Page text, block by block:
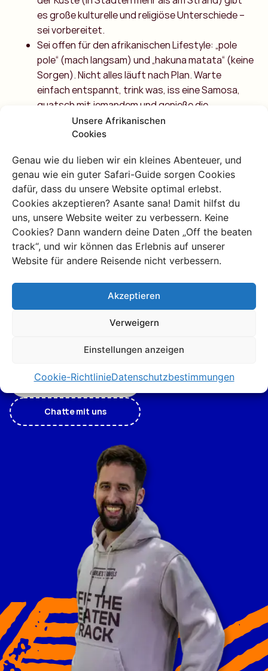
Unsere Afrikanischen
Cookies
Genau wie du lieben wir ein kleines Abenteuer, und
genau wie ein guter Safari-Guide sorgen Cookies
dafür, dass du unsere Website optimal erlebst.
Cookies akzeptieren? Asante sana! Damit hilfst du
uns, unsere Website weiter zu verbessern. Keine
Cookies? Dann wandern deine Daten „Off the beaten
track“, und wir können das Erlebnis auf unserer
Website für andere Reisende nicht verbessern.
Akzeptieren
Verweigern
Einstellungen anzeigen
Cookie-RichtlinieDatenschutzbestimmungen
es große kulturelle und religiöse Unterschiede –
sei vorbereitet.
Sei offen für den afrikanischen Lifestyle: „pole
pole“ (mach langsam) und „hakuna matata“ (keine
Sorgen). Nicht alles läuft nach Plan. Warte
einfach entspannt, trink was, iss eine Samosa,
quatsch mit jemandem und genieße die
Umgebung!
Brauchst du
Reisetipps? Frage
Experten
Bist du neugierig auf das Unbekannte? Unsere Afrika-
Vereinbarte Beratung
Chatte mit uns